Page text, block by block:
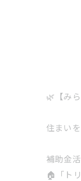
🌿【み
住まい
補助金
🏠「ト